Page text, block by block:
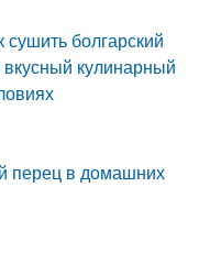
болгарский
кулинарный
перец в домашних